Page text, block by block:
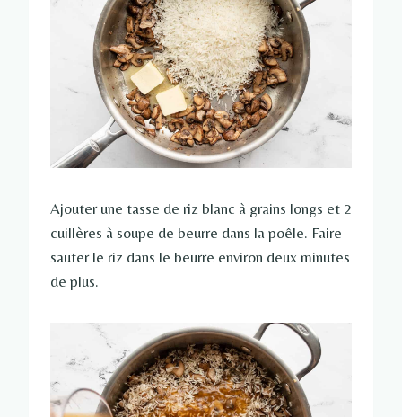
Ajouter une tasse de riz blanc à grains longs et 2
cuillères à soupe de beurre dans la poêle. Faire
sauter le riz dans le beurre environ deux minutes
de plus.